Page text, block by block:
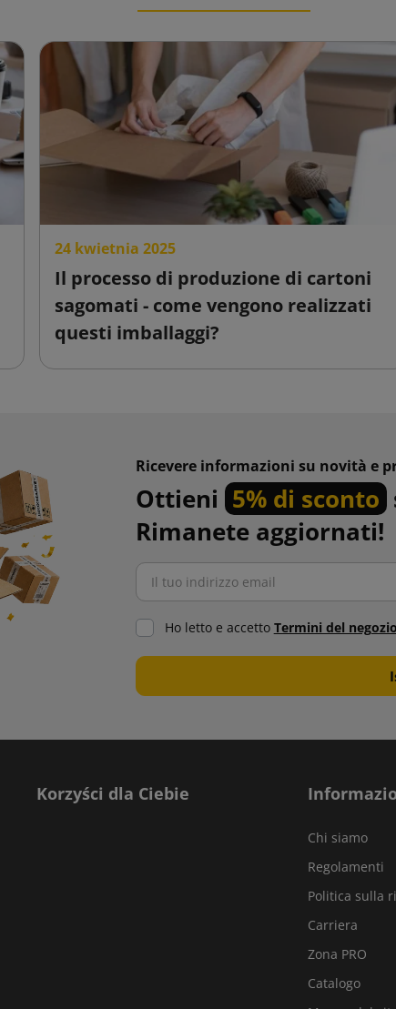
24 kwietnia 2025
Il processo di produzione di cartoni
sagomati - come vengono realizzati
questi imballaggi?
Ricevere informazioni su novità e
Ottieni 5% di sconto
Rimanete aggiornati!
Ho letto e accetto Termini del negozio
Korzyści dla Ciebie
Chi siamo
Regolamenti
Politica sulla
Carriera
Zona PRO
Catalogo